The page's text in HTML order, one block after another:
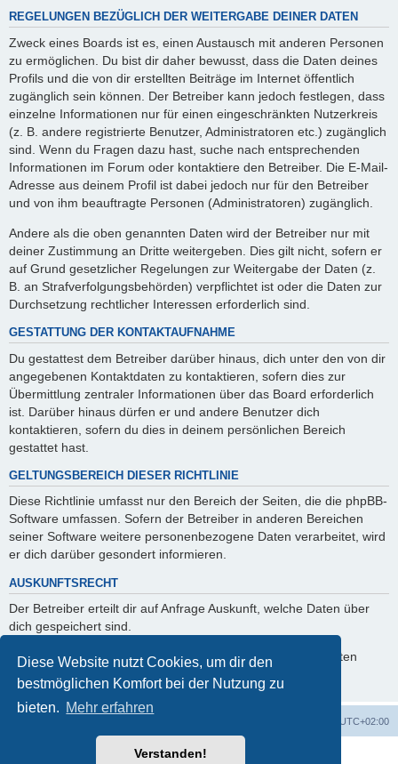
Diese Website nutzt Cookies, um dir den
bestmöglichen Komfort bei der Nutzung zu
bieten. Mehr erfahren
Verstanden!
REGELUNGEN BEZÜGLICH DER WEITERGABE DEINER DATEN
Zweck eines Boards ist es, einen Austausch mit anderen Personen
zu ermöglichen. Du bist dir daher bewusst, dass die Daten deines
Profils und die von dir erstellten Beiträge im Internet öffentlich
zugänglich sein können. Der Betreiber kann jedoch festlegen, dass
einzelne Informationen nur für einen eingeschränkten Nutzerkreis
(z. B. andere registrierte Benutzer, Administratoren etc.) zugänglich
sind. Wenn du Fragen dazu hast, suche nach entsprechenden
Informationen im Forum oder kontaktiere den Betreiber. Die E-Mail-
Adresse aus deinem Profil ist dabei jedoch nur für den Betreiber
und von ihm beauftragte Personen (Administratoren) zugänglich.
Andere als die oben genannten Daten wird der Betreiber nur mit
deiner Zustimmung an Dritte weitergeben. Dies gilt nicht, sofern er
auf Grund gesetzlicher Regelungen zur Weitergabe der Daten (z.
B. an Strafverfolgungsbehörden) verpflichtet ist oder die Daten zur
Durchsetzung rechtlicher Interessen erforderlich sind.
GESTATTUNG DER KONTAKTAUFNAHME
Du gestattest dem Betreiber darüber hinaus, dich unter den von dir
angegebenen Kontaktdaten zu kontaktieren, sofern dies zur
Übermittlung zentraler Informationen über das Board erforderlich
ist. Darüber hinaus dürfen er und andere Benutzer dich
kontaktieren, sofern du dies in deinem persönlichen Bereich
gestattet hast.
GELTUNGSBEREICH DIESER RICHTLINIE
Diese Richtlinie umfasst nur den Bereich der Seiten, die die phpBB-
Software umfassen. Sofern der Betreiber in anderen Bereichen
seiner Software weitere personenbezogene Daten verarbeitet, wird
er dich darüber gesondert informieren.
AUSKUNFTSRECHT
Der Betreiber erteilt dir auf Anfrage Auskunft, welche Daten über
dich gespeichert sind.
Du kannst jederzeit die Löschung bzw. Sperrung deiner Daten
verlangen. Kontaktiere hierzu bitte den Betreiber.
UTC+02:00
Powered byphpBB® Forum Software © phpBB Limited